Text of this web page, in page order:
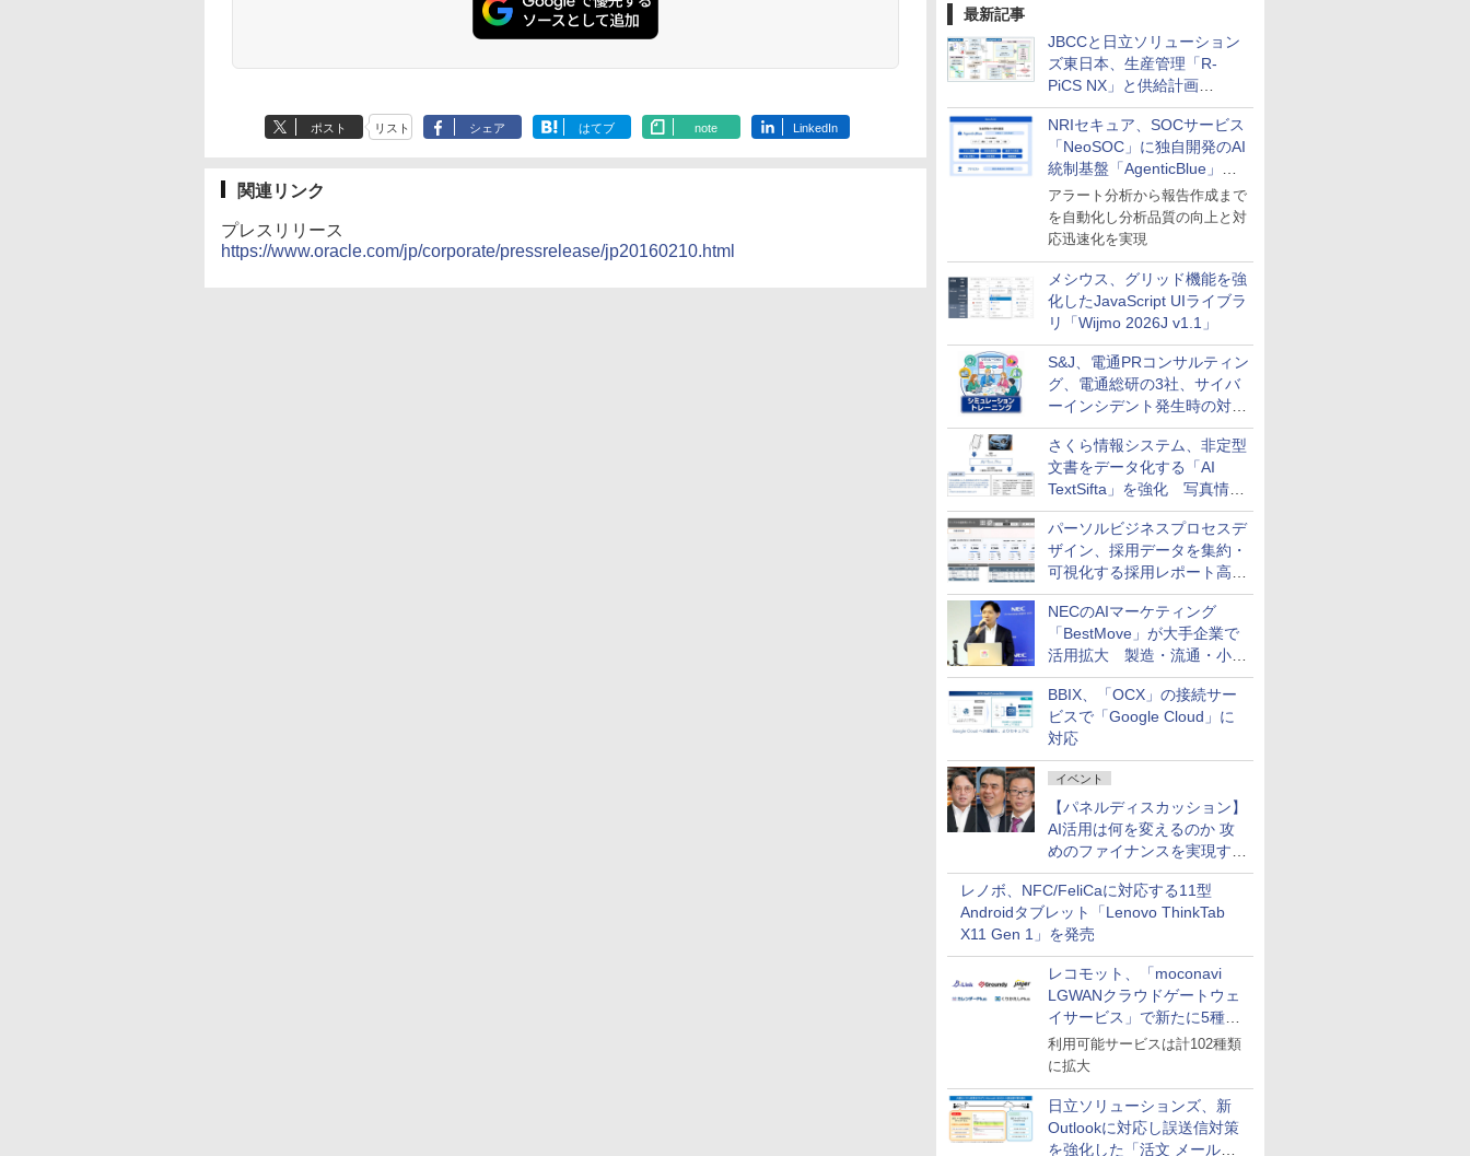
最新記事
JBCCと日立ソリューション
ズ東日本、生産管理「R-
PiCS NX」と供給計画
「scSQUARE ISP」の連携サ
ービスを提供開始
NRIセキュア、SOCサービス
「NeoSOC」に独自開発のAI
統制基盤「AgenticBlue」を
導入
アラート分析から報告作成まで
を自動化し分析品質の向上と対
応迅速化を実現
メシウス、グリッド機能を強
化したJavaScript UIライブラ
リ「Wijmo 2026J v1.1」
S&J、電通PRコンサルティン
グ、電通総研の3社、サイバ
ーインシデント発生時の対応
と危機管理広報を一体的に訓
練するプログラムを提供
さくら情報システム、非定型
文書をデータ化する「AI
TextSifta」を強化 写真情報
のデータ化などに対応
パーソルビジネスプロセスデ
ザイン、採用データを集約・
可視化する採用レポート高速
化サービスを提供
NECのAIマーケティング
「BestMove」が大手企業で
活用拡大 製造・流通・小売
企業・広告代理店などが実装
フェーズへ
BBIX、「OCX」の接続サー
ビスで「Google Cloud」に
対応
イベント
【パネルディスカッション】
AI活用は何を変えるのか 攻
めのファイナンスを実現する
業務設計とマインドセット変
革
レノボ、NFC/FeliCaに対応する11型
Androidタブレット「Lenovo ThinkTab
X11 Gen 1」を発売
レコモット、「moconavi
LGWANクラウドゲートウェ
イサービス」で新たに5種類
のサービスと連携開始
利用可能サービスは計102種類
に拡大
日立ソリューションズ、新
Outlookに対応し誤送信対策
を強化した「活文 メール誤
ポスト リスト シェア はてブ note LinkedIn
関連リンク
プレスリリース
https://www.oracle.com/jp/corporate/pressrelease/jp20160210.html